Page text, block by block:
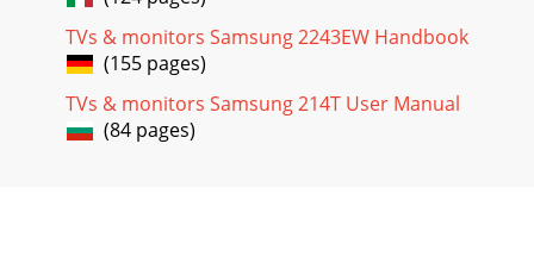
Page 28
5-2故障排除5-2 常见故障检查 在要求售后服务前请进行以下检
查。如该问题仍然存在，请联系离您最近的三星电子服务中
确？ 检查电源线的连接情况。屏幕上是否出现了 <检测信号线>
消息？ 检查 PC 与本产品之间的缆线连接。如果在缆线已
TVs & monitors Samsung 2243EW Handbook
(155 pages)
TVs & monitors Samsung 214T User Manual
(84 pages)